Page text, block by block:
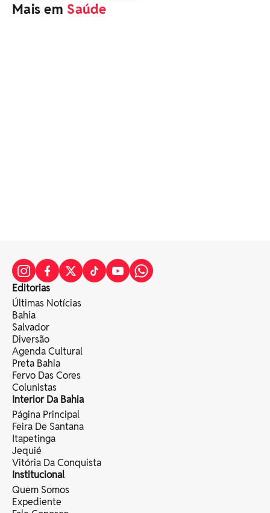
Mais em Saúde
Editorias
Últimas Notícias
Bahia
Salvador
Diversão
Agenda Cultural
Preta Bahia
Fervo Das Cores
Colunistas
Interior Da Bahia
Página Principal
Feira De Santana
Itapetinga
Jequié
Vitória Da Conquista
Institucional
Quem Somos
Expediente